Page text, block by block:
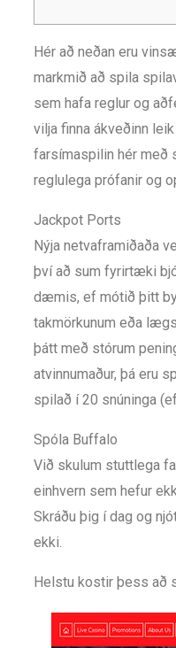
Hér að neðan eru
markmið að spila
sem hafa reglur og
vilja finna ákveðinn
farsímaspilin hér með
reglulega prófanir og
Jackpot Ports
Nýja netvaframiðaða
því að sum fyrirtæki
dæmis, ef mótið þitt
takmörkunum eða
þátt með stórum
atvinnumaður, þá eru
spilað í 20 snúninga
Spóla Buffalo
Við skulum stuttlega
einhvern sem hefur
Skráðu þig í dag og
ekki.
Helstu kostir þess að